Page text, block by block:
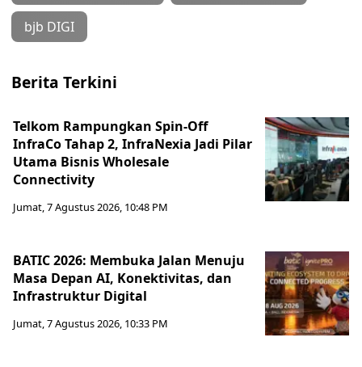
bjb DIGI
Berita Terkini
Telkom Rampungkan Spin-Off
InfraCo Tahap 2, InfraNexia Jadi Pilar
Utama Bisnis Wholesale
Connectivity
Jumat, 7 Agustus 2026, 10:48 PM
BATIC 2026: Membuka Jalan Menuju
Masa Depan AI, Konektivitas, dan
Infrastruktur Digital
Jumat, 7 Agustus 2026, 10:33 PM